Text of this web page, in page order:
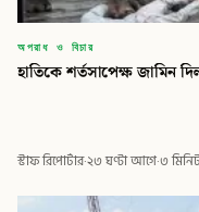
অপরাধ ও বিচার
হাতিকে শর্তসাপেক্ষ জামিন
স্টাফ রিপোর্টার·২৩ ঘণ্টা আগে·৩